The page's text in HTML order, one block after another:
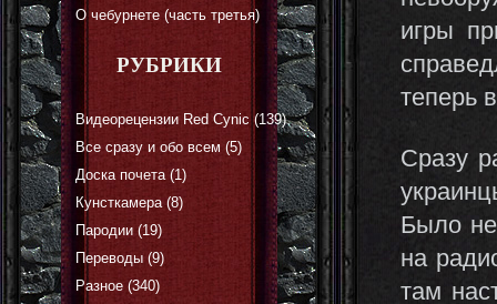
О чебурнете (часть третья)
РУБРИКИ
Видеорецензии Red Cynic (139)
Все сразу и обо всем (5)
Доска почета(1)
Кунсткамера(8)
Пародии (19)
Переводы (9)
Разное (340)
игры
теперь
Сразу
Было
на
там